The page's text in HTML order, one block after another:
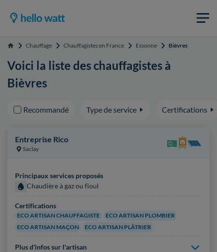
Accueil Chauffage Chauffagistes en France Essonne Bièvres
Voici la liste des chauffagistes à
Bièvres
Recommandé Type de service Certifications
Entreprise Rico
Saclay
Principaux services proposés
Chaudière à gaz ou fioul
Certifications
ECO ARTISAN CHAUFFAGISTE
ECO ARTISAN PLOMBIER
ECO ARTISAN MAÇON
ECO ARTISAN PLÂTRIER
Plus d'infos sur l'artisan